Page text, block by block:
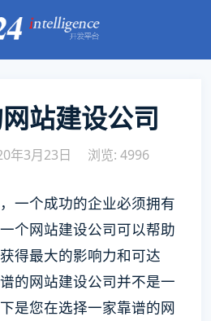
站建设公司
年3月23日 浏览: 4996
一个成功的企业必须拥有
个网站建设公司可以帮助
得最大的影响力和可达
的网站建设公司并不是一
是您在选择一家靠谱的网